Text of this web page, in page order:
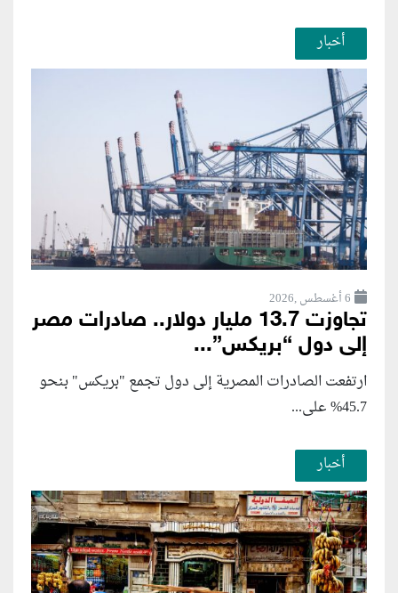
أخبار
6 أغسطس ,2026
تجاوزت 13.7 مليار دولار.. صادرات مصر
إلى دول “بريكس”...
ارتفعت الصادرات المصرية إلى دول تجمع "بريكس" بنحو
45.7% على...
أخبار